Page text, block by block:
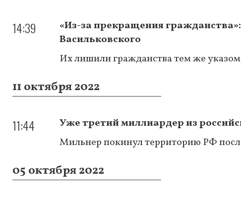
14:39
«Из-за прекращения
Васильковского
Их лишили гражданства тем же
11 октября 2022
11:44
Уже третий миллиардер из
Мильнер покинул территорию РФ
05 октября 2022